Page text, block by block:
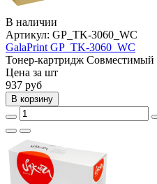
В наличии
Артикул: GP_TK-3060_WC
GalaPrint GP_TK-3060_WC
Тонер-картридж Совместимый
Цена за шт
937 руб
В корзину